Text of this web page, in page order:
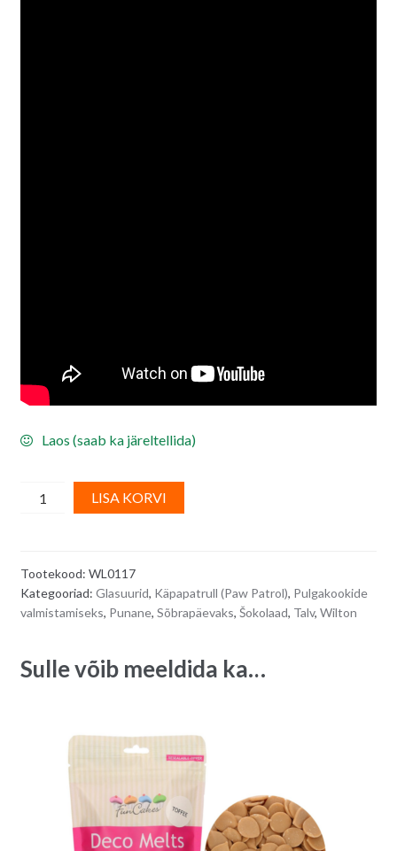
Laos (saab ka järeltellida)
Wilton,
punased
-
125
LISA KORVI
n
i
:
Tootekood: WL0117
Kategooriad: Glasuurid, Käpapatrull (Paw Patrol), Pulgakookide
valmistamiseks, Punane, Sõbrapäevaks, Šokolaad, Talv, Wilton
Sulle võib meeldida ka…